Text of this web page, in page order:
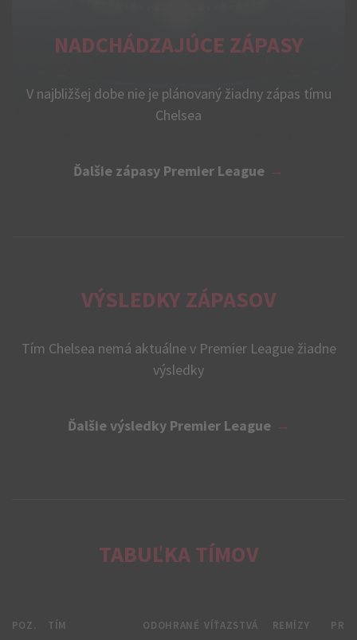
NADCHÁDZAJÚCE ZÁPASY
V najbližšej dobe nie je plánovaný žiadny zápas tímu
Chelsea
Ďalšie zápasy Premier League
VÝSLEDKY ZÁPASOV
Tím Chelsea nemá aktuálne v Premier League žiadne
výsledky
Ďalšie výsledky Premier League
TABUĽKA TÍMOV
POZ. TÍM ODOHRANÉ VÍŤAZSTVÁ REMÍZY